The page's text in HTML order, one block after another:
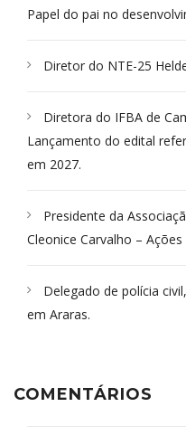
Papel do pai no
Diretor do NTE-25
Diretora do IFBA de
Lançamento do edital
em 2027.
Presidente da
Cleonice Carvalho –
Delegado de polícia
em Araras.
COMENTÁRIOS